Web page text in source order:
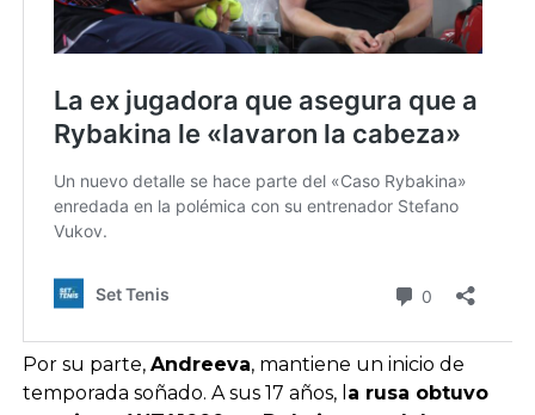
Por su parte, Andreeva, mantiene un inicio de
temporada soñado. A sus 17 años, l a rusa obtuvo